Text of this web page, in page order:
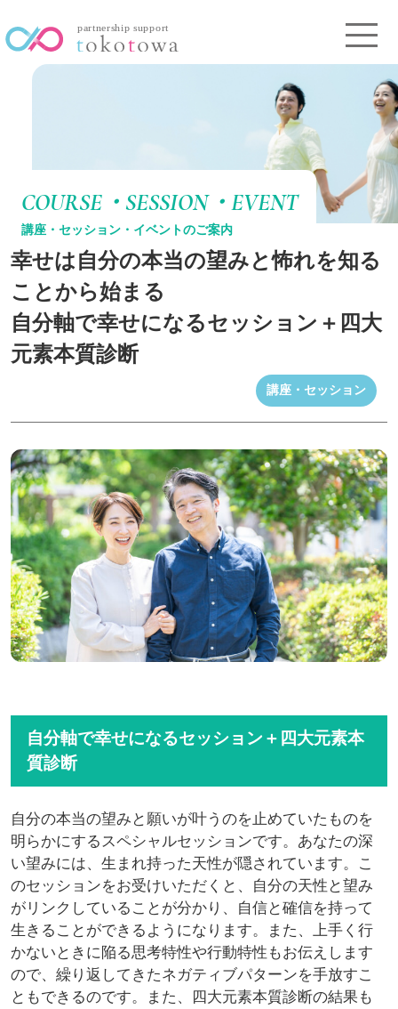
COURSE・SESSION・EVENT
講座・セッション・イベントのご案内
幸せは自分の本当の望みと怖れを知る
ことから始まる
自分軸で幸せになるセッション＋四大
元素本質診断
講座・セッション
自分軸で幸せになるセッション＋四大元素本
質診断
自分の本当の望みと願いが叶うのを止めていたものを
明らかにするスペシャルセッションです。あなたの深
い望みには、生まれ持った天性が隠されています。こ
のセッションをお受けいただくと、自分の天性と望み
がリンクしていることが分かり、自信と確信を持って
生きることができるようになります。また、上手く行
かないときに陥る思考特性や行動特性もお伝えします
ので、繰り返してきたネガティブパターンを手放すこ
ともできるのです。また、四大元素本質診断の結果も